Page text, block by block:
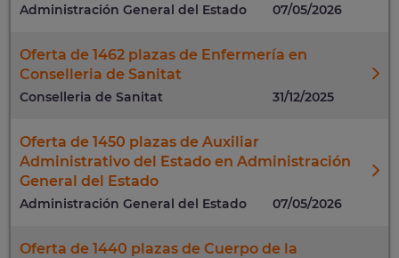
Administración General del Estado 07/05/2026
Oferta de 1462 plazas de Enfermería en
Conselleria de Sanitat
Conselleria de Sanitat 31/12/2025
Oferta de 1450 plazas de Auxiliar
Administrativo del Estado en Administración
General del Estado
Administración General del Estado 07/05/2026
Oferta de 1440 plazas de Cuerpo de la